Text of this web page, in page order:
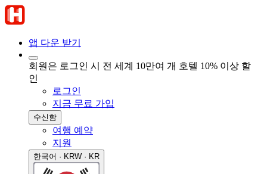
앱 다운 받기
회원은 로그인 시 전 세계 10만여 개 호텔 10% 이상 할
인
로그인
지금 무료 가입
수신함
여행 예약
지원
한국어 · KRW · KR